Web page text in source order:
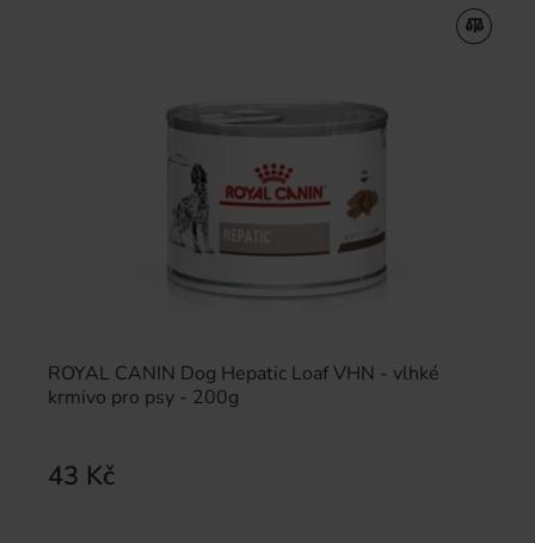
ROYAL CANIN Dog Hepatic Loaf VHN - vlhké
krmivo pro psy - 200g
43 Kč